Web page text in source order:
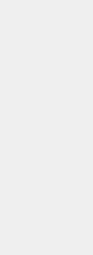
培交流分享会”。本次分